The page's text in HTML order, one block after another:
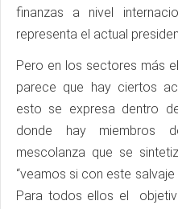
finanzas a nivel
representa el actual
Pero en los sectores más
parece que hay ciertos
esto se expresa dentro
donde hay miembros
mescolanza que se
“veamos si con este
Para todos ellos el